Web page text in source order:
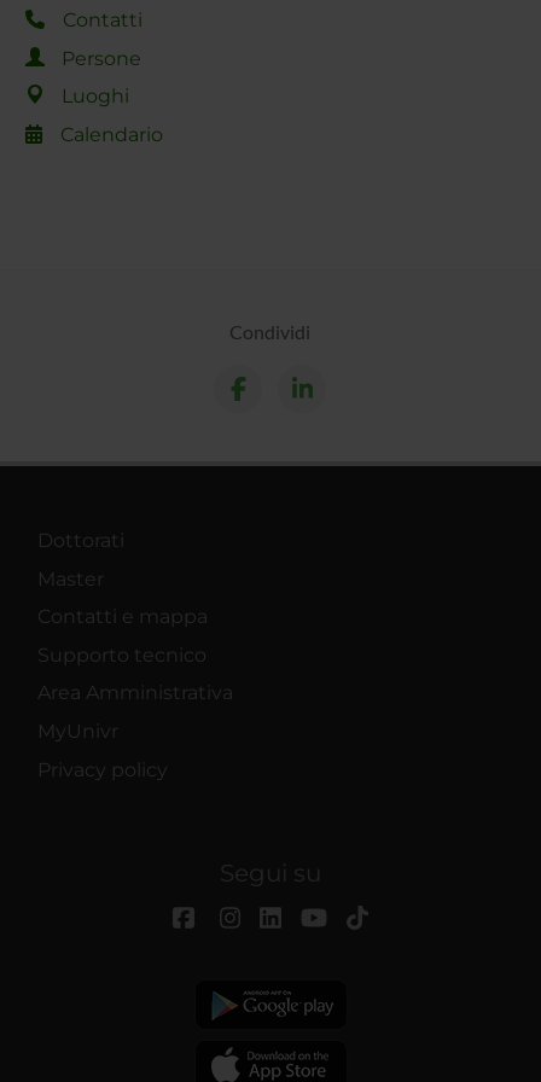
Contatti
Persone
Luoghi
Calendario
Condividi
Dottorati
Master
Contatti e mappa
Supporto tecnico
Area Amministrativa
MyUnivr
Privacy policy
Segui su